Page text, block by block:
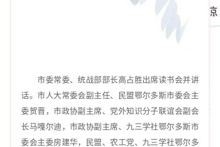
市委常委、统战部部长高占胜出席读书会并讲
话。市人大常委会副主任、民盟鄂尔多斯市委会主
委贺晋，市政协副主席、党外知识分子联谊会副会
长马嘎尔迪，市政协副主席、九三学社鄂尔多斯市
委会主委房建华，民盟、农工党、九三学社鄂尔多